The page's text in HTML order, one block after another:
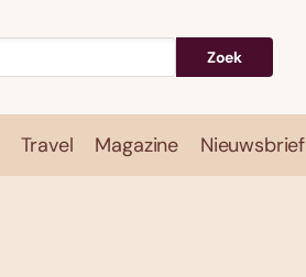
Zoek
Travel Magazine Nieuwsbrief